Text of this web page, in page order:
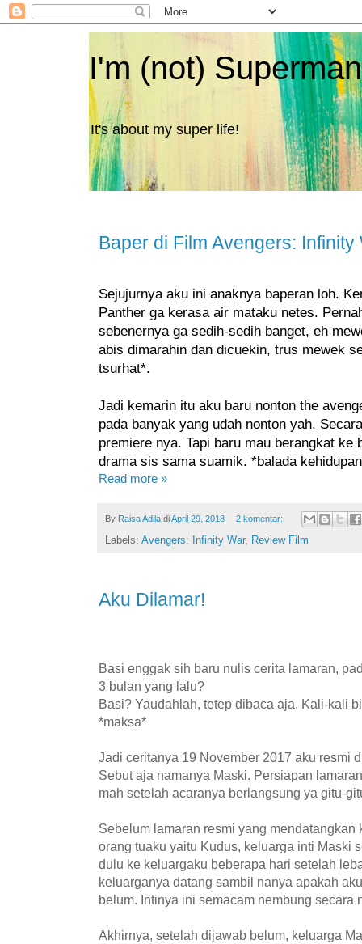
I'm (not)
It's about my super life!
Baper di Film Avengers: Infinity
Sejujurnya aku ini anaknya baperan loh.
Panther ga kerasa air mataku netes.
sebenernya ga sedih-sedih banget, eh
abis dimarahin dan dicuekin, trus mewek
tsurhat*.
Jadi kemarin itu aku baru nonton the
pada banyak yang udah nonton yah.
premiere nya. Tapi baru mau berangkat ke
drama sis sama suamik. *balada
Read more »
By Raisa Adila diApril 29, 2018 2 komentar:
Labels: Avengers: Infinity War, Review Film
Aku Dilamar!
Basi enggak sih baru nulis cerita lamaran,
3 bulan yang lalu?
Basi? Yaudahlah, tetep dibaca aja. Kali-kali
*maksa*
Jadi ceritanya 19 November 2017 aku resmi
Sebut aja namanya Maski. Persiapan
mah setelah acaranya berlangsung ya gitu-
Sebelum lamaran resmi yang
orang tuaku yaitu Kudus, keluarga inti Maski
dulu ke keluargaku beberapa hari setelah
keluarganya datang sambil nanya apakah
belum. Intinya ini semacam nembung secara
Akhirnya, setelah dijawab belum, keluarga